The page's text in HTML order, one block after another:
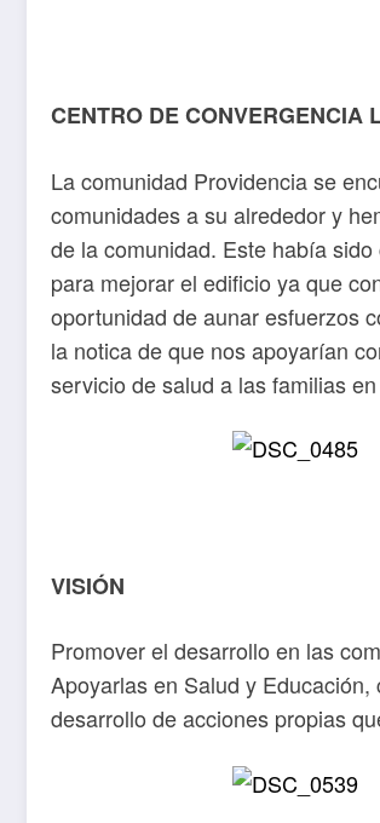
CENTRO DE CONVERGENCIA
La comunidad Providencia se
comunidades a su alrededor y
de la comunidad. Este había
para mejorar el edificio ya que
oportunidad de aunar esfuerzos
la notica de que nos apoyarían
servicio de salud a las familias
VISIÓN
Promover el desarrollo en las
Apoyarlas en Salud y
desarrollo de acciones propias